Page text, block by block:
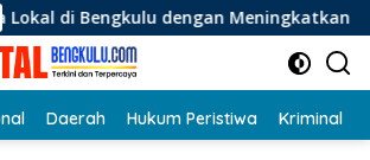
Meningkatkan Ruang Publik dan
Daerah Hukum Peristiwa Kriminal